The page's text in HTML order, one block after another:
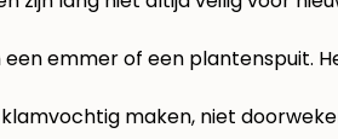
een emmer of een plantenspuit.
maken, niet